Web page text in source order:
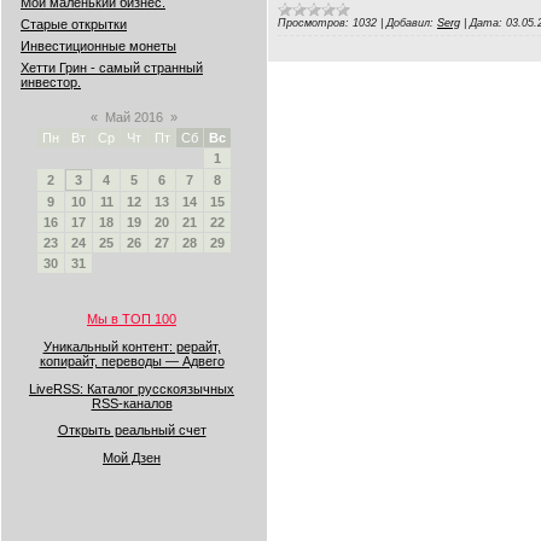
Старые открытки
Инвестиционные монеты
Хетти Грин - самый странный
инвестор.
« Май 2016 »
Пн
Вт Ср Чт Пт Сб
Вс
1
2
3 4 5 6 7
8
9
10 11 12 13 14
15
16
17 18 19 20 21
22
23
24 25 26 27 28
29
30
31
Мы в ТОП 100
Уникальный контент: рерайт,
копирайт, переводы — Адвего
LiveRSS: Каталог русскоязычных
RSS-каналов
Открыть реальный счет
Мой Дзен
Просмотров: 1032 |Добавил: Serg |Дата: